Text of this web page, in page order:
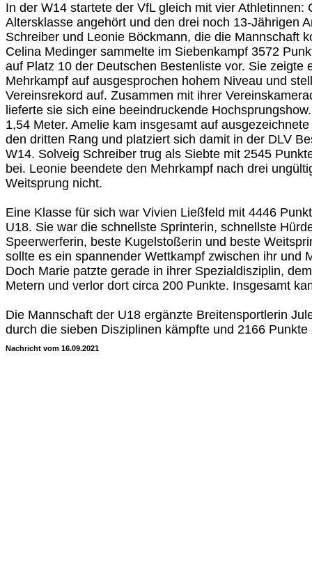
In der W14 startete der VfL gleich mit vier Athletinnen:
Altersklasse angehört und den drei noch 13-Jährigen
Schreiber und Leonie Böckmann, die die Mannschaft
Celina Medinger sammelte im Siebenkampf 3572
auf Platz 10 der Deutschen Bestenliste vor. Sie zeigte
Mehrkampf auf ausgesprochen hohem Niveau und
Vereinsrekord auf. Zusammen mit ihrer
lieferte sie sich eine beeindruckende
1,54 Meter. Amelie kam insgesamt auf
den dritten Rang und platziert sich damit in der DLV
W14. Solveig Schreiber trug als Siebte mit 2545
bei. Leonie beendete den Mehrkampf nach drei
Weitsprung nicht.
Eine Klasse für sich war Vivien Ließfeld mit 4446
U18. Sie war die schnellste Sprinterin, schnellste
Speerwerferin, beste Kugelstoßerin und beste
sollte es ein spannender Wettkampf zwischen ihr und
Doch Marie patzte gerade in ihrer Spezialdisziplin,
Metern und verlor dort circa 200 Punkte. Insgesamt
Die Mannschaft der U18 ergänzte Breitensportlerin
durch die sieben Disziplinen kämpfte und 2166 Punkte
Nachricht vom 16.09.2021